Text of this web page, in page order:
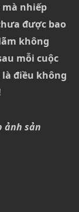
nhiếp
được bao
không
mỗi cuộc
điều không
ảnh sản